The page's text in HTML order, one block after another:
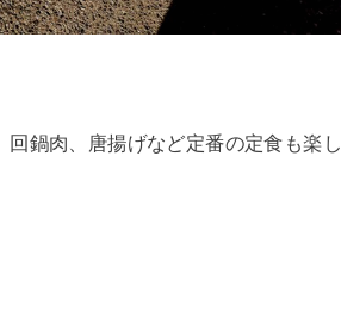
鍋肉、唐揚げなど定番の定食も楽し